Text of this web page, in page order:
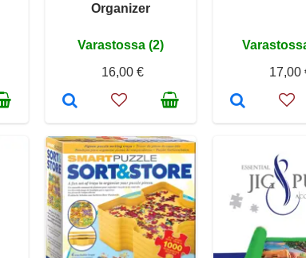
Organizer
Varastossa (2)
16,00 €
17,00